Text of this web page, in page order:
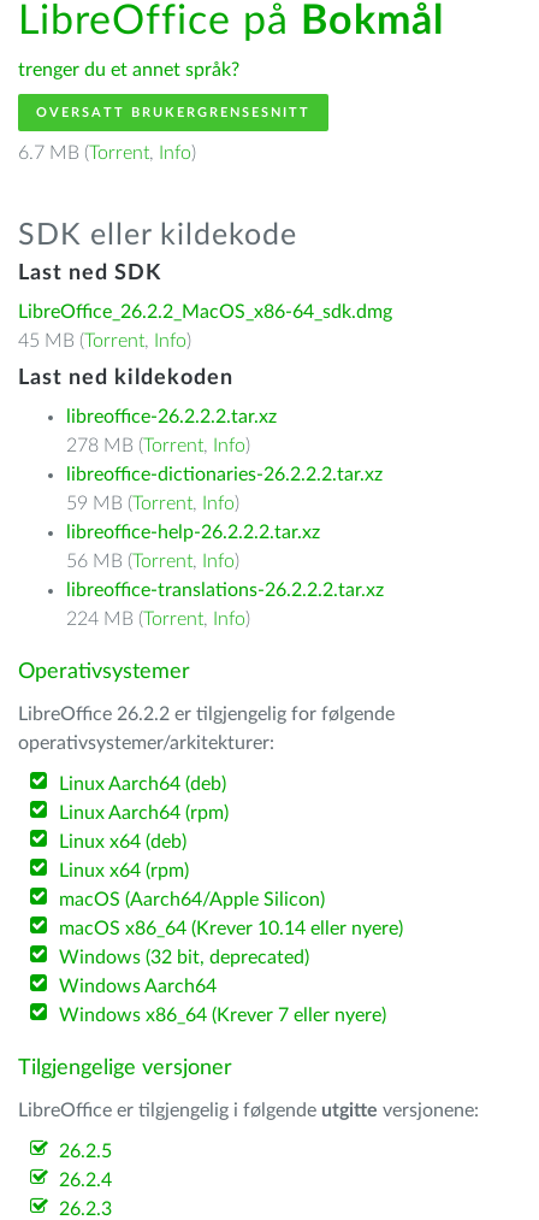
LibreOffice på Bokmål
trenger du et annet språk?
OVERSATT BRUKERGRENSESNITT
6.7 MB (Torrent, Info)
SDK eller kildekode
Last ned SDK
LibreOffice_26.2.2_MacOS_x86-64_sdk.dmg
45 MB (Torrent, Info)
Last ned kildekoden
libreoffice-26.2.2.2.tar.xz
278 MB (Torrent, Info)
libreoffice-dictionaries-26.2.2.2.tar.xz
59 MB (Torrent, Info)
libreoffice-help-26.2.2.2.tar.xz
56 MB (Torrent, Info)
libreoffice-translations-26.2.2.2.tar.xz
224 MB (Torrent, Info)
Operativsystemer
LibreOffice 26.2.2 er tilgjengelig for følgende
operativsystemer/arkitekturer:
Linux Aarch64 (deb)
Linux Aarch64 (rpm)
Linux x64 (deb)
Linux x64 (rpm)
macOS (Aarch64/Apple Silicon)
macOS x86_64 (Krever 10.14 eller nyere)
Windows (32 bit, deprecated)
Windows Aarch64
Windows x86_64 (Krever 7 eller nyere)
Tilgjengelige versjoner
LibreOffice er tilgjengelig i følgende utgitte versjonene:
26.2.5
26.2.4
26.2.3